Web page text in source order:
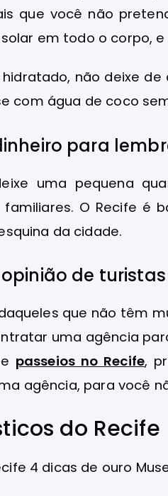
que você não
em todo o corpo,
não deixe
com água de coco
para
uma pequena
familiares. O Recife é
da cidade.
de turistas
que não têm
uma agência
passeios no Recife,
agência, para você
do Recife